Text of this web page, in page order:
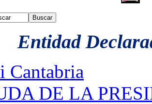
Entidad
Cantabria
DE LA